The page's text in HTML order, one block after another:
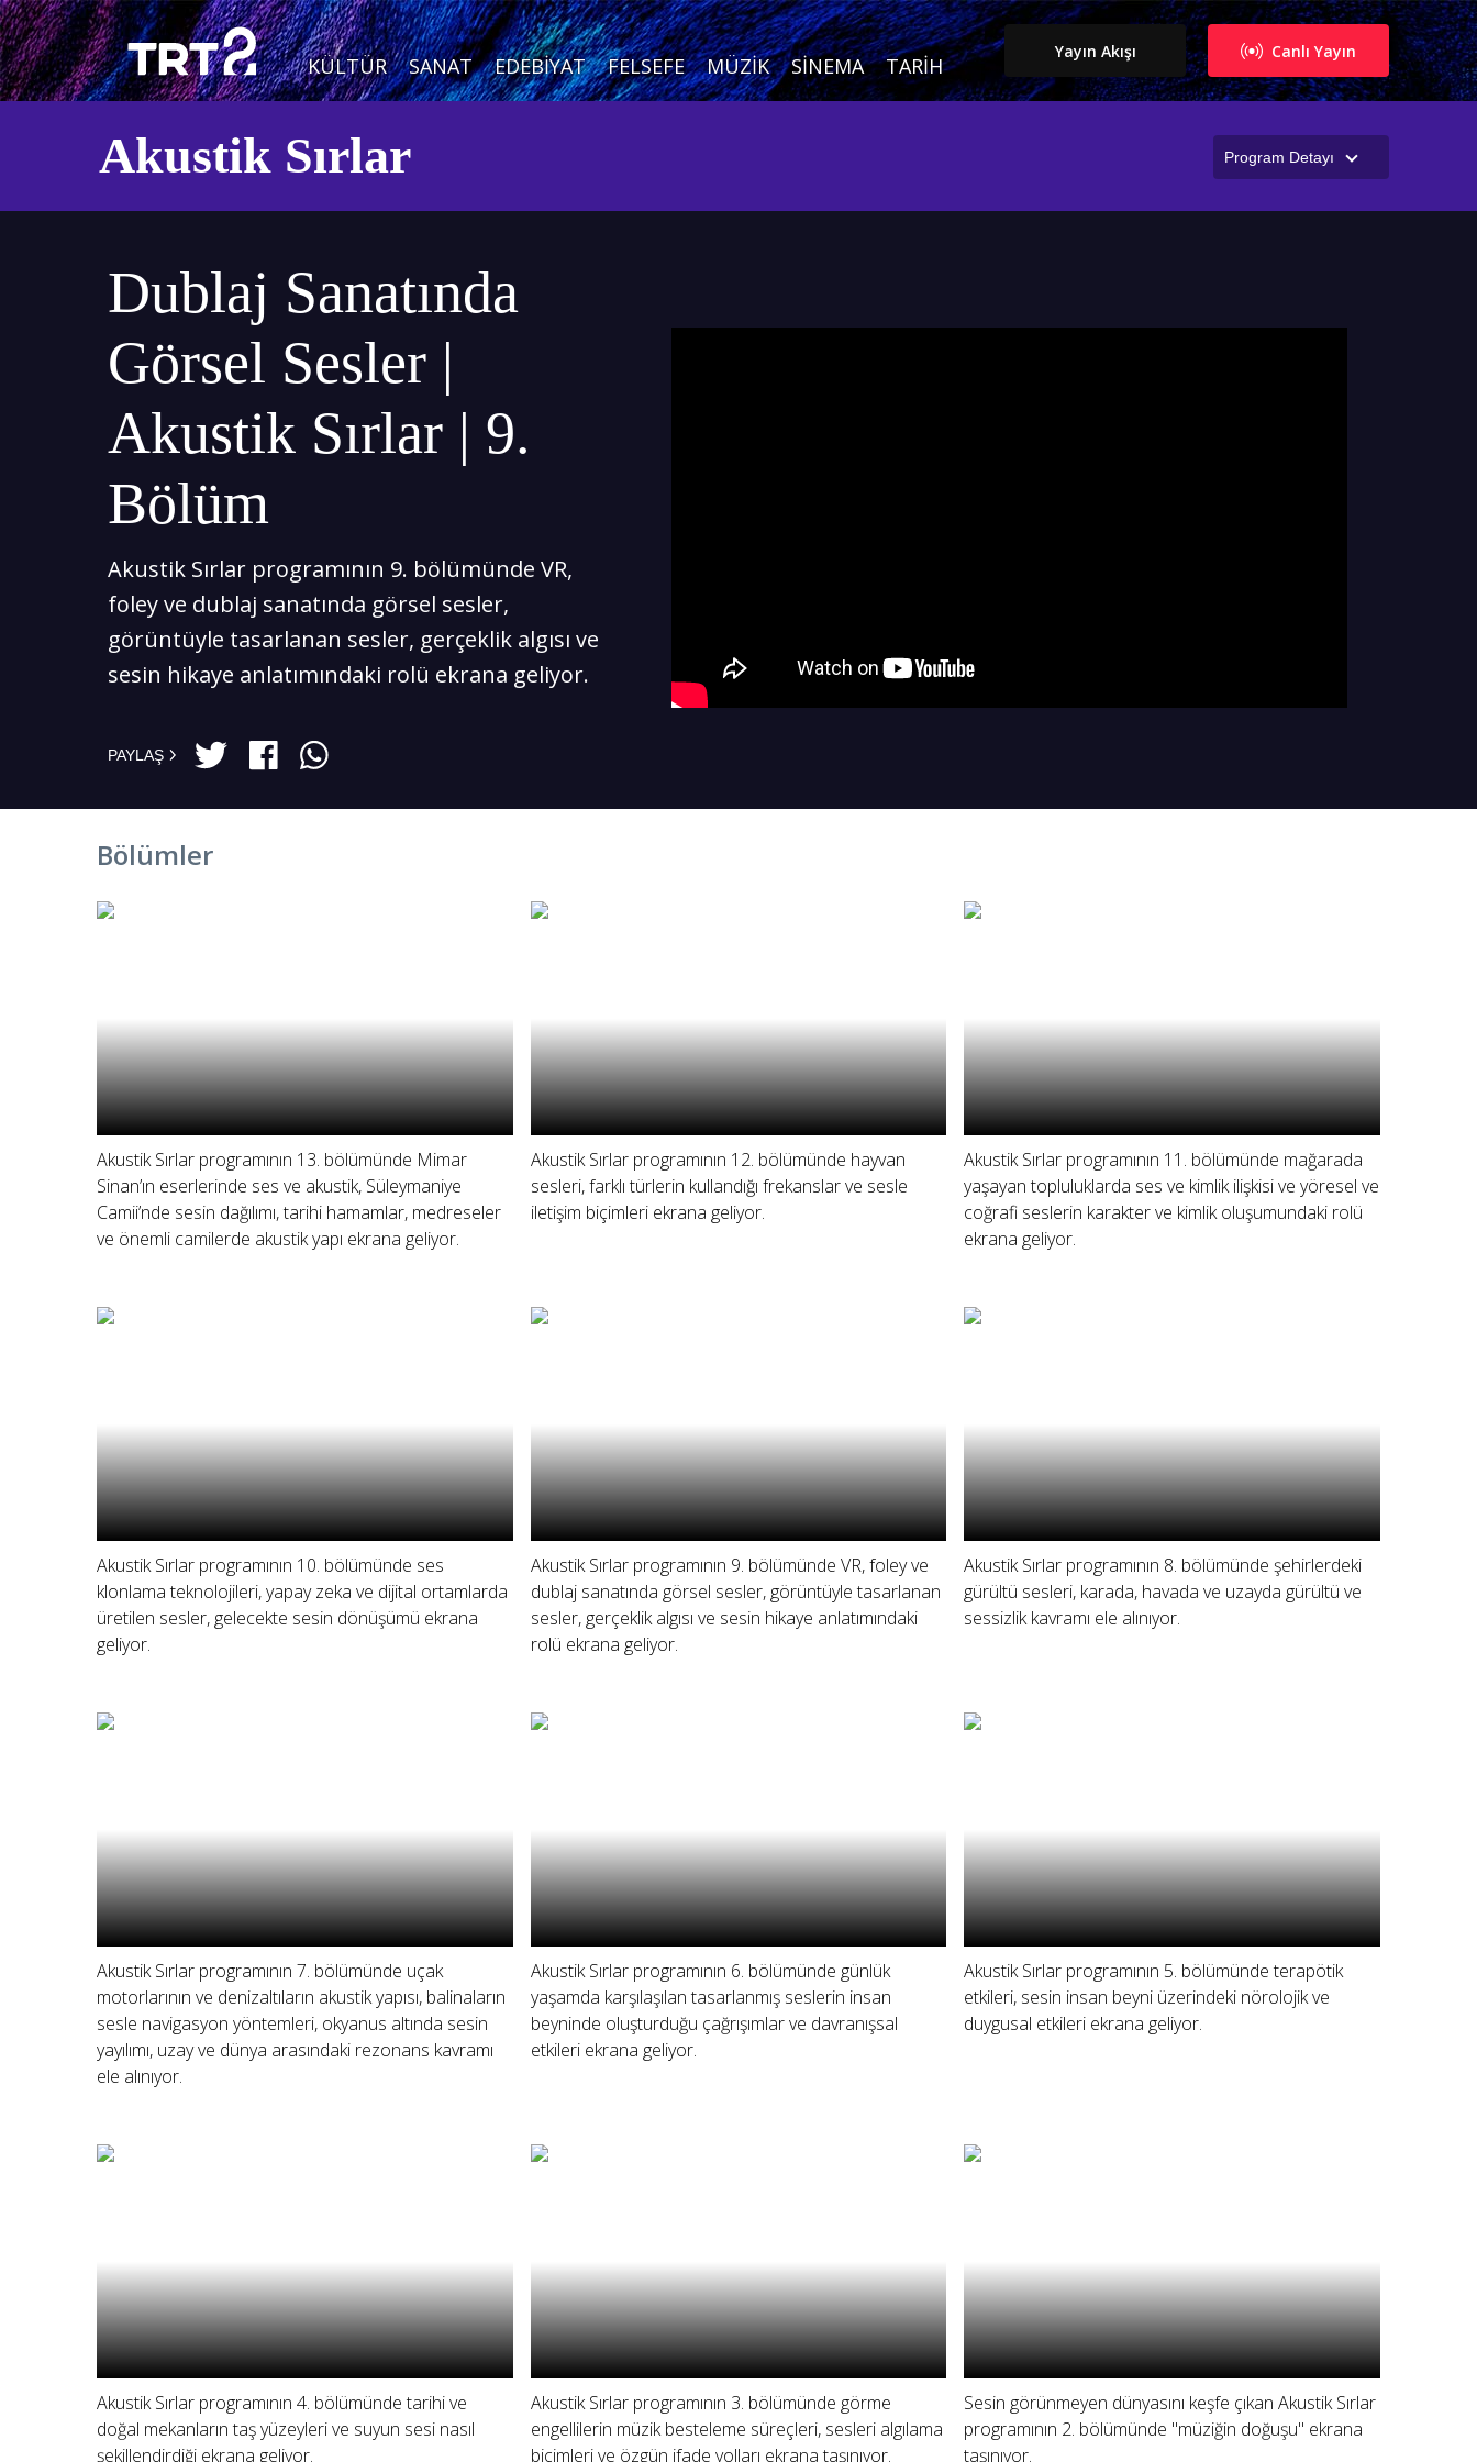
KÜLTÜR SANAT EDEBIYAT FELSEFE MÜZIK SINEMA TARIH
Canlı Yayın
Yayın Akışı
Program Detayı
Akustik Sırlar
Dublaj Sanatında
Görsel Sesler |
Akustik Sırlar | 9.
Bölüm
Akustik Sırlar programının 9. bölümünde VR,
foley ve dublaj sanatında görsel sesler,
görüntüyle tasarlanan sesler, gerçeklik algısı ve
sesin hikaye anlatımındaki rolü ekrana geliyor.
PAYLAŞ
Bölümler
Akustik Sırlar programının 13. bölümünde Mimar
Sinan’ın eserlerinde ses ve akustik, Süleymaniye
Camii’nde sesin dağılımı, tarihi hamamlar, medreseler
ve önemli camilerde akustik yapı ekrana geliyor.
Akustik Sırlar programının 12. bölümünde hayvan
sesleri, farklı türlerin kullandığı frekanslar ve sesle
iletişim biçimleri ekrana geliyor.
Akustik Sırlar programının 11. bölümünde mağarada
yaşayan topluluklarda ses ve kimlik ilişkisi ve yöresel ve
coğrafi seslerin karakter ve kimlik oluşumundaki rolü
ekrana geliyor.
Akustik Sırlar programının 10. bölümünde ses
klonlama teknolojileri, yapay zeka ve dijital ortamlarda
üretilen sesler, gelecekte sesin dönüşümü ekrana
geliyor.
Akustik Sırlar programının 9. bölümünde VR, foley ve
dublaj sanatında görsel sesler, görüntüyle tasarlanan
sesler, gerçeklik algısı ve sesin hikaye anlatımındaki
rolü ekrana geliyor.
Akustik Sırlar programının 8. bölümünde şehirlerdeki
gürültü sesleri, karada, havada ve uzayda gürültü ve
sessizlik kavramı ele alınıyor.
Akustik Sırlar programının 7. bölümünde uçak
motorlarının ve denizaltıların akustik yapısı, balinaların
sesle navigasyon yöntemleri, okyanus altında sesin
yayılımı, uzay ve dünya arasındaki rezonans kavramı
ele alınıyor.
Akustik Sırlar programının 6. bölümünde günlük
yaşamda karşılaşılan tasarlanmış seslerin insan
beyninde oluşturduğu çağrışımlar ve davranışsal
etkileri ekrana geliyor.
Akustik Sırlar programının 5. bölümünde terapötik
etkileri, sesin insan beyni üzerindeki nörolojik ve
duygusal etkileri ekrana geliyor.
Akustik Sırlar programının 4. bölümünde tarihi ve
doğal mekanların taş yüzeyleri ve suyun sesi nasıl
şekillendirdiği ekrana geliyor.
Akustik Sırlar programının 3. bölümünde görme
engellilerin müzik besteleme süreçleri, sesleri algılama
biçimleri ve özgün ifade yolları ekrana taşınıyor.
Sesin görünmeyen dünyasını keşfe çıkan Akustik Sırlar
programının 2. bölümünde "müziğin doğuşu" ekrana
taşınıyor.